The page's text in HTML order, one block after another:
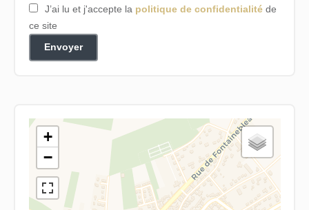
J’ai lu et j'accepte la politique de confidentialitéde
ce site
Envoyer
+
−